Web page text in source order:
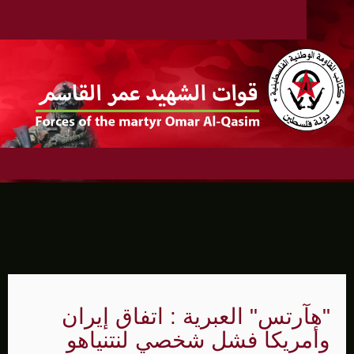
"هآرتس" العبرية : اتفاق إيران
وأمريكا فشل شخصي لنتنياهو